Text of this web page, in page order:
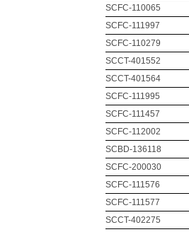
SCFC-110065
SCFC-111997
SCFC-110279
SCCT-401552
SCCT-401564
SCFC-111995
SCFC-111457
SCFC-112002
SCBD-136118
SCFC-200030
SCFC-111576
SCFC-111577
SCCT-402275